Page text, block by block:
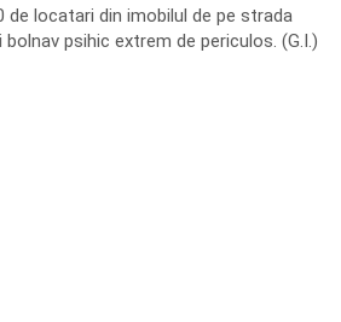
locatari din imobilul de pe strada
psihic extrem de periculos. (G.I.)